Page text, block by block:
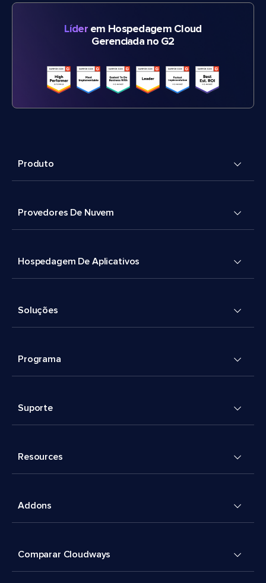
Líderem Hospedagem Cloud
Gerenciada no G2
Produto
Provedores De Nuvem
Hospedagem De Aplicativos
Soluções
Programa
Suporte
Resources
Addons
Comparar Cloudways